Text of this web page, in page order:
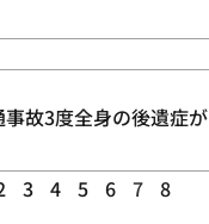
故3度全身の後遺症が
3 4 5 6 7 8